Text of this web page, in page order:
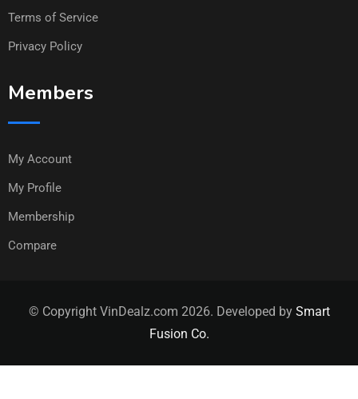
Terms of Service
Privacy Policy
Members
My Account
My Profile
Membership
Compare
© Copyright VinDealz.com 2026. Developed by Smart
Fusion Co.